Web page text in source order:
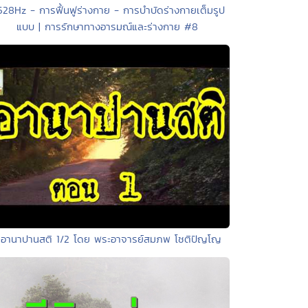
- การฟื้นฟูร่างกาย - การบำบัดร่างกายเต็มรูป
แบบ | การรักษาทางอารมณ์และร่างกาย #8
านาปานสติ 1/2 โดย พระอาจารย์สมภพ โชติปัญโญ